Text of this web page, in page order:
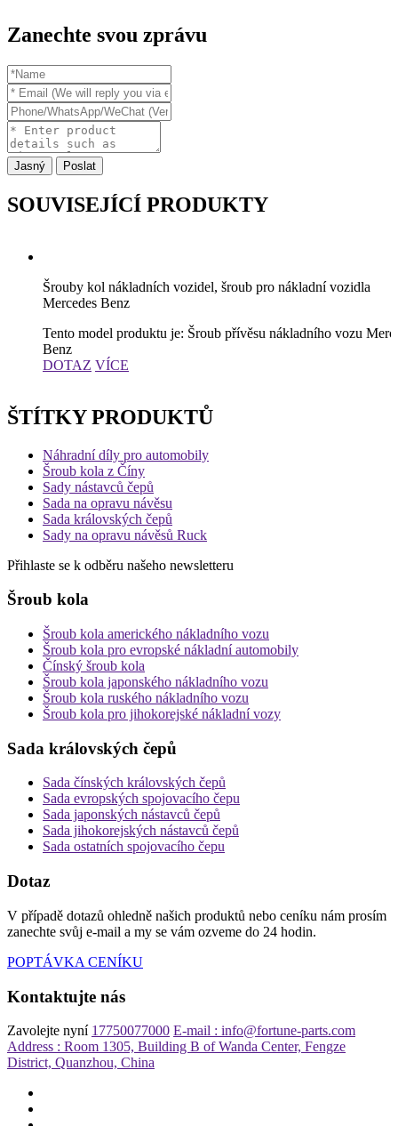
Zanechte svou zprávu
Jasný Poslat
SOUVISEJÍCÍ PRODUKTY
Šrouby kol nákladních vozidel, šroub pro nákladní vozidla
Mercedes Benz
Tento model produktu je: Šroub přívěsu nákladního vozu
Benz
DOTAZ VÍCE
ŠTÍTKY PRODUKTŮ
Náhradní díly pro automobily
Šroub kola z Číny
Sady nástavců čepů
Sada na opravu návěsu
Sada královských čepů
Sady na opravu návěsů Ruck
Přihlaste se k odběru našeho newsletteru
Šroub kola
Šroub kola amerického nákladního vozu
Šroub kola pro evropské nákladní automobily
Čínský šroub kola
Šroub kola japonského nákladního vozu
Šroub kola ruského nákladního vozu
Šroub kola pro jihokorejské nákladní vozy
Sada královských čepů
Sada čínských královských čepů
Sada evropských spojovacího čepu
Sada japonských nástavců čepů
Sada jihokorejských nástavců čepů
Sada ostatních spojovacího čepu
Dotaz
V případě dotazů ohledně našich produktů nebo ceníku nám prosím
zanechte svůj e-mail a my se vám ozveme do 24 hodin.
POPTÁVKA CENÍKU
Kontaktujte nás
Zavolejte nyní 17750077000 E-mail : info@fortune-parts.com
Address : Room 1305, Building B of Wanda Center, Fengze
District, Quanzhou, China